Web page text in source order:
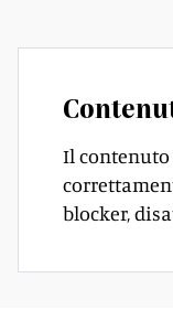
Il contenuto
blocker,